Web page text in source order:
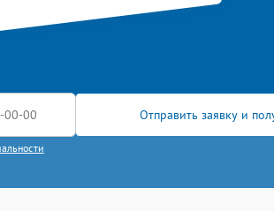
Отправить заявку и